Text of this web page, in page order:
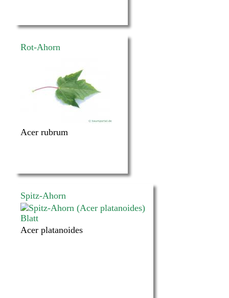
Rot-Ahorn
Acer rubrum
Spitz-Ahorn
Acer platanoides